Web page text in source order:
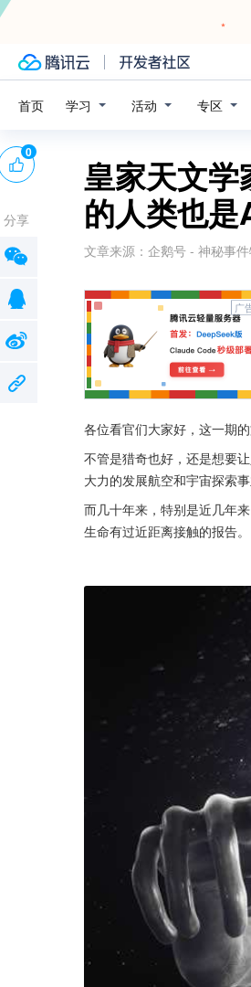
首页 学习 活动 专区
皇家天文
的人类也是
文章来源： 企鹅号 - 神秘事
广
各位看官们大家好，这一期
不管是猎奇也好，还是想要
大力的发展航空和宇宙探索事
而几十年来，特别是近几年
生命有过近距离接触的报告。
0
分享